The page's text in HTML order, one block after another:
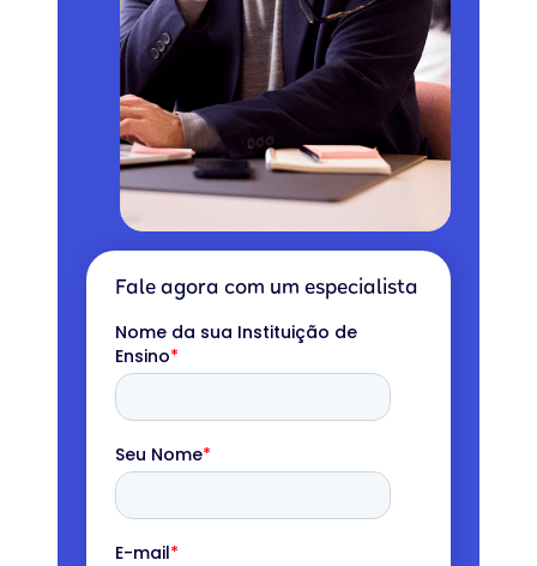
Fale agora com um especialista